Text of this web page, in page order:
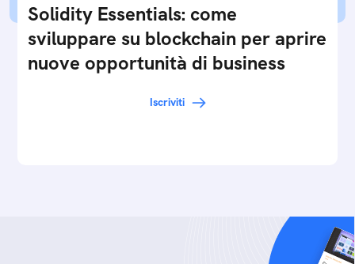
Solidity Essentials: come
sviluppare su blockchain per aprire
nuove opportunità di business
Iscriviti